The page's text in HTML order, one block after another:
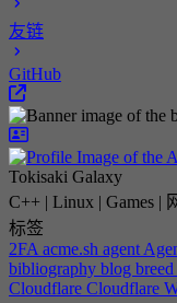
友链
GitHub
Tokisaki Galaxy
C++ | Linux | Games |
标签
2FA acme.sh agent
bibliography blog breed
Cloudflare Cloudflare